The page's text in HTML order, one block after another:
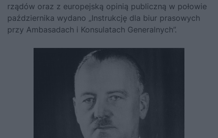
rządów oraz z europejską opinią publiczną w połowie
października wydano „Instrukcję dla biur prasowych
przy Ambasadach i Konsulatach Generalnych”.